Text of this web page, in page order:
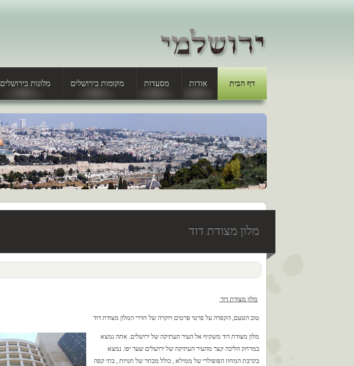
דף הבית אודות מסעדות מקומות בירושלים מלונות בירושלים
מלון מצודת דוד
מלון מצודת דוד
טוב הטעם, הקפדה על פרטי פרטים ויוקרה של חדרי המלון מצודת דוד
מלון מצודת דוד משקיף אל העיר העתיקה של ירושלים. אתה נמצא
במרחק הליכה קצר מהעיר העתיקה של ירושלים שער יפו. נמצא
בקרבת המחוז הפופולרי של ממילא , כולל מבחר של חנויות , בתי קפה